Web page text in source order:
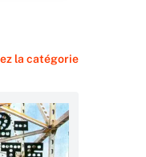
la catégorie